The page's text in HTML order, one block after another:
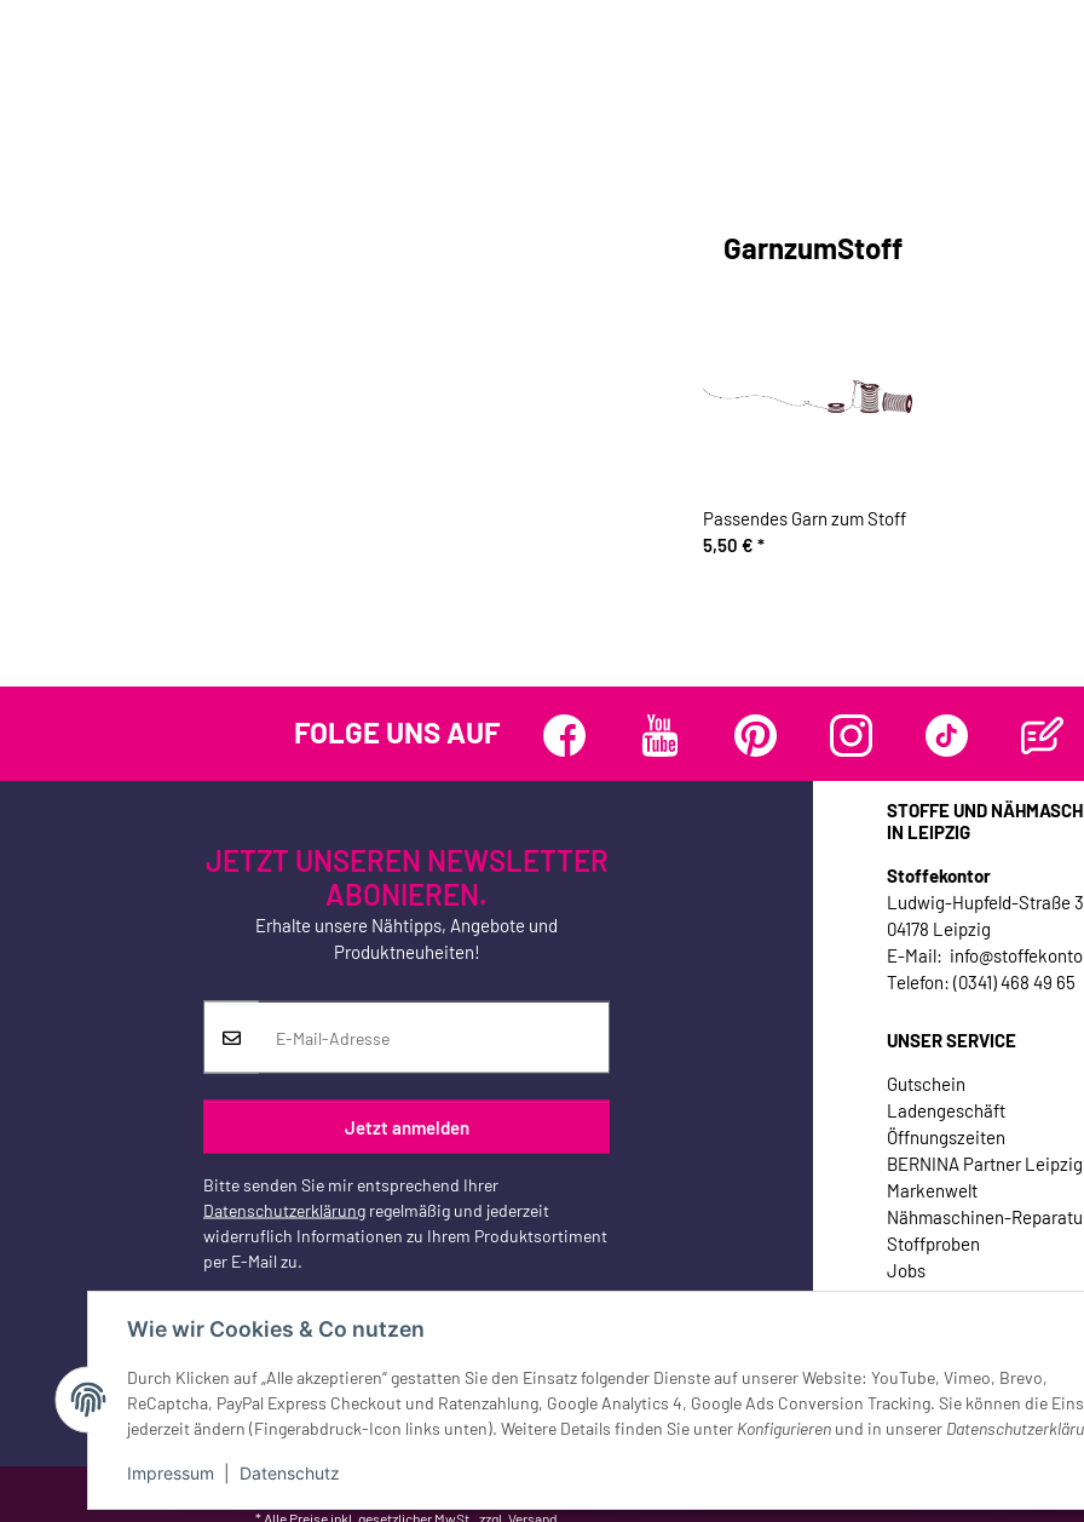
Wie wir Cookies & Co nutzen
Durch Klicken auf „Alle akzeptieren“ gestatten Sie den Einsatz folgender Dienste auf unserer Website: YouTube, Vimeo, Brevo,
ReCaptcha, PayPal Express Checkout und Ratenzahlung, Google Analytics 4, Google Ads Conversion Tracking. Sie können die
jederzeit ändern (Fingerabdruck-Icon links unten). Weitere Details finden Sie unter Konfigurieren und in unserer
Impressum Datenschutz
GarnzumStoff
Passendes Garn zum Stoff
5,50 € *
FOLGE UNS AUF
JETZT UNSEREN NEWSLETTER
ABONIEREN.
Erhalte unsere Nähtipps, Angebote und
Produktneuheiten!
Jetzt anmelden
Bitte senden Sie mir entsprechend Ihrer
Datenschutzerklärung regelmäßig und jederzeit
widerruflich Informationen zu Ihrem Produktsortiment
per E-Mail zu.
Vertrag widerrufen
STOFFE UND
IN LEIPZIG
Stoffekontor
Ludwig-Hupfeld-Straße
04178 Leipzig
E-Mail:
Telefon: (0341) 468 49 65
UNSER SERVICE
Gutschein
Ladengeschäft
Öffnungszeiten
BERNINA Partner Leipzig
Markenwelt
Nähmaschinen-
Stoffproben
Jobs
Kontakt